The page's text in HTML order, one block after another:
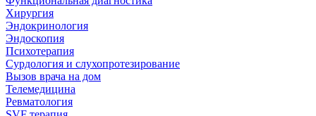
Хирургия
Эндокринология
Эндоскопия
Психотерапия
Сурдология и слухопротезирование
Вызов врача на дом
Телемедицина
Ревматология